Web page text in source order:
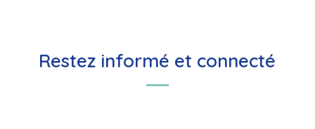
Restez informé et connecté